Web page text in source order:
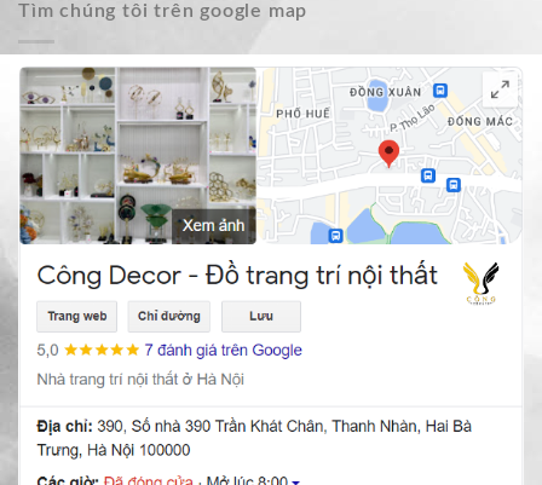
Tìm chúng tôi trên google map